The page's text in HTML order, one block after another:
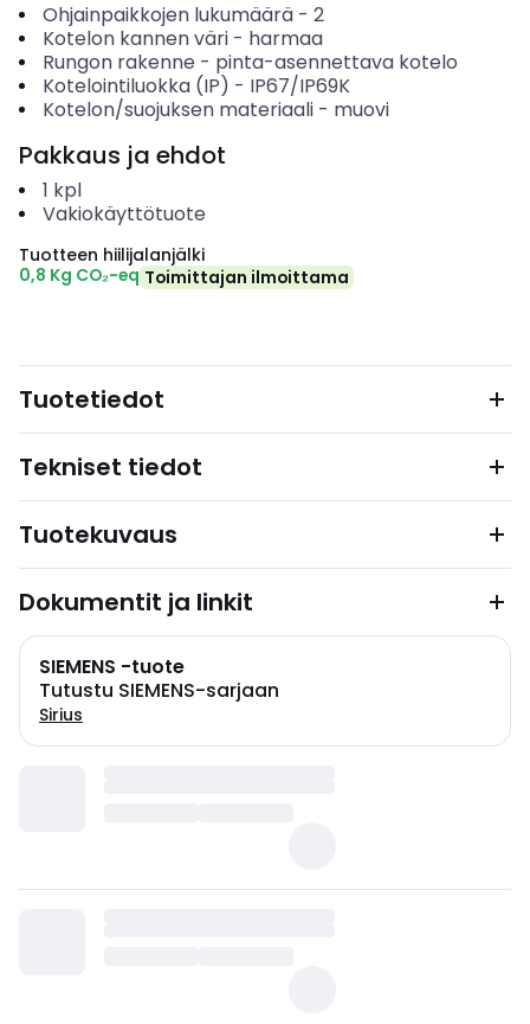
Ohjainpaikkojen lukumäärä- 2
Kotelon kannen väri- harmaa
Rungon rakenne - pinta-asennettava kotelo
Kotelointiluokka (IP) - IP67/IP69K
Kotelon/suojuksen materiaali- muovi
Pakkaus ja ehdot
1 kpl
Vakiokäyttötuote
Tuotteen hiilijalanjälki
0,8 Kg CO₂-eq Toimittajan ilmoittama
Tuotetiedot
Tekniset tiedot
Tuotekuvaus
Dokumentit ja linkit
SIEMENS -tuote
Tutustu SIEMENS-sarjaan
Sirius